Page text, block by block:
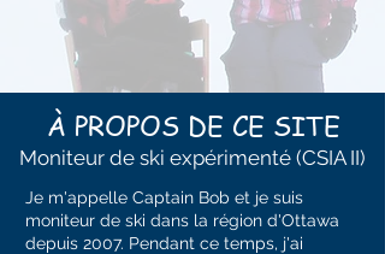
À PROPOS DE CE SITE
Moniteur de ski expérimenté (CSIA II)
Je m'appelle Captain Bob et je suis
moniteur de ski dans la région d'Ottawa
depuis 2007. Pendant ce temps, j'ai